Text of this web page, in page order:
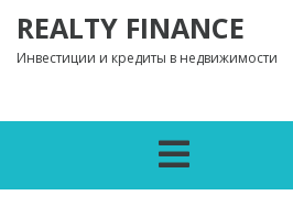
REALTY FINANCE
Инвестиции и кредиты в недвижимости